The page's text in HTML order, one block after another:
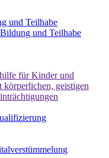
und Teilhabe
und Teilhabe
für Kinder und
körperlichen, geistigen